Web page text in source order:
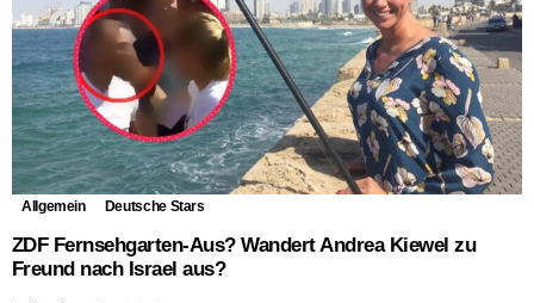
Allgemein Deutsche Stars
ZDF Fernsehgarten-Aus? Wandert Andrea Kiewel zu
Freund nach Israel aus?